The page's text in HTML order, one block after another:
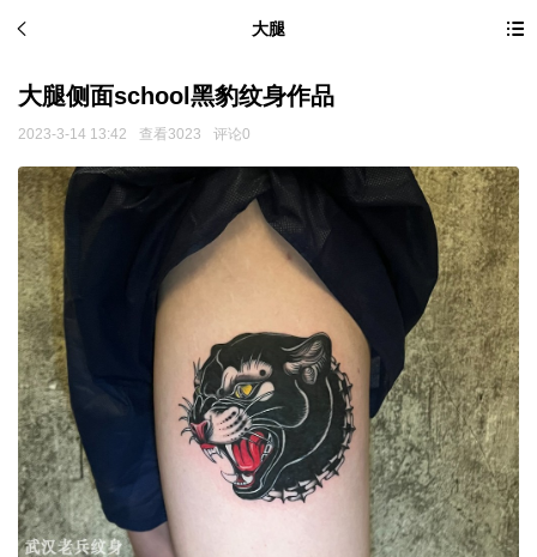
大腿
大腿侧面school黑豹纹身作品
2023-3-14 13:42 查看3023 评论0